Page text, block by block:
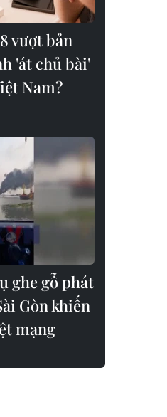
vượt bản
'át chủ bài'
Nam?
ghe gỗ phát
Gòn khiến
mạng